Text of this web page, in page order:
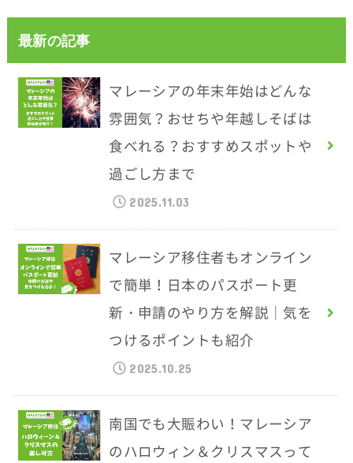
最新の記事
マレーシアの年末年始はどんな
雰囲気？おせちや年越しそばは
食べれる？おすすめスポットや
過ごし方まで
2025.11.03
マレーシア移住者もオンライン
で簡単！日本のパスポート更
新・申請のやり方を解説｜気を
つけるポイントも紹介
2025.10.25
南国でも大賑わい！マレーシア
のハロウィン＆クリスマスって